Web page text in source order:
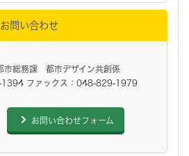
問い合わせ
市総務課 都市デザイン共創係
ファックス：048-829-1979
お問い合わせフォーム